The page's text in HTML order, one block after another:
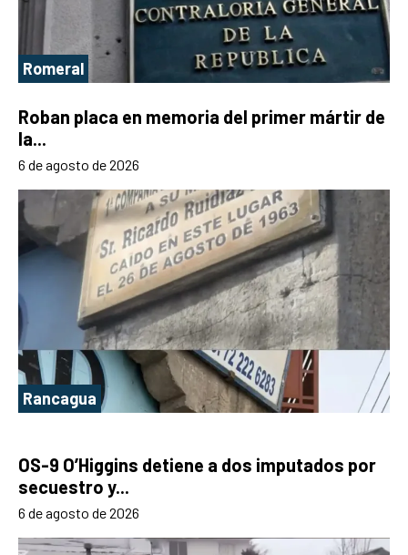
Romeral
Roban placa en memoria del primer mártir de
la...
6 de agosto de 2026
Rancagua
OS-9 O’Higgins detiene a dos imputados por
secuestro y...
6 de agosto de 2026